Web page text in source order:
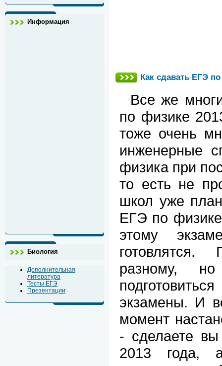
Информация
Биология
Дополнительная
литература
Тесты ЕГЭ
Презентации
Как сдавать ЕГЭ
Все же
по физике
тоже очень
инженерные
физика при
то есть не
школ уже
ЕГЭ по физике
этому
разному,
экзамены. И
момент
- сделаете
2013 года,